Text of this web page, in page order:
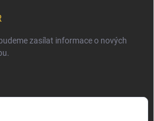
zasílat informace o nových